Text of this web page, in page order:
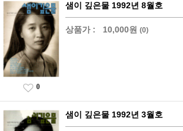
샘이 깊은물 1992년 8월호
상품가 : 10,000원 (0)
0
샘이 깊은물 1992년 3월호